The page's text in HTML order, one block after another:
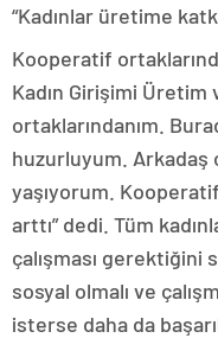
“Kadınlar üretime
Kooperatif
Kadın Girişimi
ortaklarındanım.
huzurluyum. Arkadaş
yaşıyorum.
arttı” dedi. Tüm
çalışması gerektiğini
sosyal olmalı ve
isterse daha da